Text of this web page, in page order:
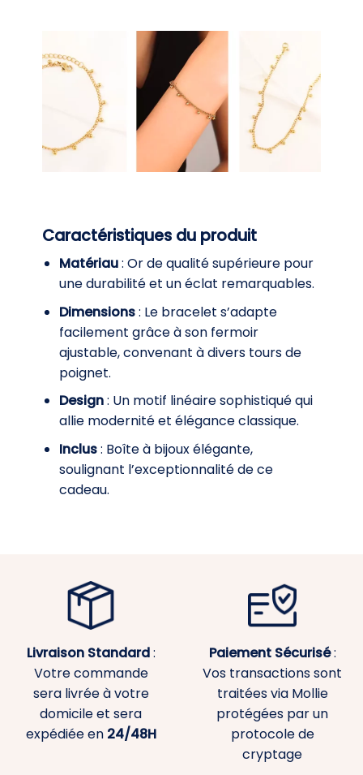
Caractéristiques du produit
Matériau: Or de qualité supérieure pour
une durabilité et un éclat remarquables.
Dimensions: Le bracelet s’adapte
facilement grâce à son fermoir
ajustable, convenant à divers tours de
poignet.
Design: Un motif linéaire sophistiqué qui
allie modernité et élégance classique.
Inclus: Boîte à bijoux élégante,
soulignant l’exceptionnalité de ce
cadeau.
Livraison Standard:
Votre commande
sera livrée à votre
domicile et sera
expédiée en 24/48H
Paiement Sécurisé:
Vos transactions sont
traitées via Mollie
protégées par un
protocole de
cryptage